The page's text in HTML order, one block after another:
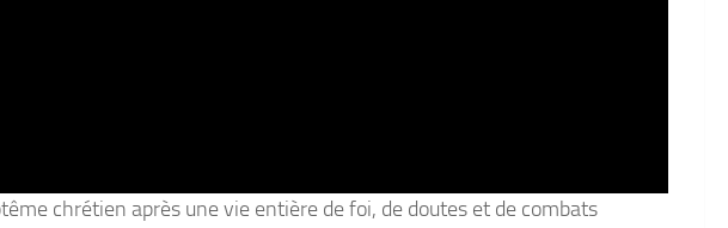
chrétien après une vie entière de foi, de doutes et de combats